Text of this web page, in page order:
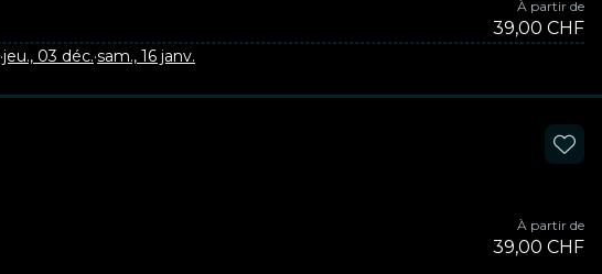
À partir de
39,00 CHF
·jeu., 03 déc.·sam., 16 janv.
À partir de
39,00 CHF